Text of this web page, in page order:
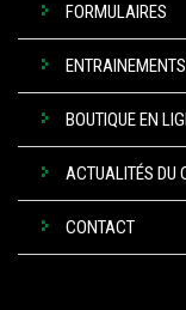
FORMULAIRES
ENTRAINEMENTS
BOUTIQUE EN
ACTUALITÉS DU
CONTACT